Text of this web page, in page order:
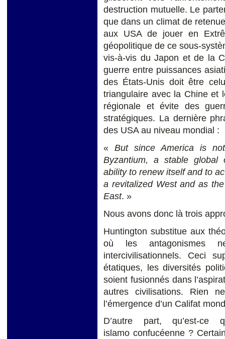
destruction mutuelle. Le
que dans un climat de
aux USA de jouer en
géopolitique de ce sous-
vis-à-vis du Japon et de la
guerre entre puissances
des États-Unis doit être
triangulaire avec la Chine et
régionale et évite des
stratégiques. La dernière
des USA au niveau mondial :
«But since America is
Byzantium, a stable global
ability to renew itself and to
a revitalized West and as
East. »
Nous avons donc là trois
Huntington substitue aux
où les antagonismes
intercivilisationnels. Ceci
étatiques, les diversités
soient fusionnés dans
autres civilisations. Rien
l’émergence d’un Califat
D’autre part, qu’est-ce
islamo confucéenne ?